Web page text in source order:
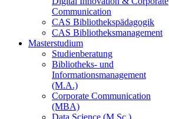
Communication
CAS Bibliothekspädagogik
CAS Bibliotheksmanagement
Masterstudium
Studienberatung
Bibliotheks- und
Informationsmanagement
(M.A.)
Corporate Communication
(MBA)
Data Science (M.Sc.)